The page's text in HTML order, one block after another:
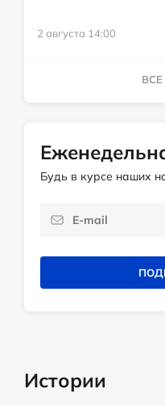
2 августа 14:00
Будь в курсе наших
Истории